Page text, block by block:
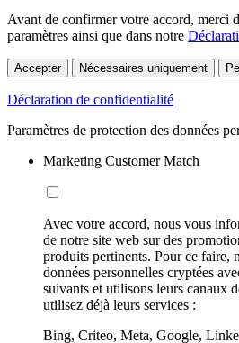
Avant de confirmer votre accord, merci
paramètres ainsi que dans notre
Accepter Nécessaires uniquement
Déclaration de confidentialité
Paramètres de protection des données
Marketing Customer Match
Avec votre accord, nous vous
de notre site web sur des
produits pertinents. Pour ce faire,
données personnelles cryptées
suivants et utilisons leurs canaux
utilisez déjà leurs services :
Bing, Criteo, Meta, Google,